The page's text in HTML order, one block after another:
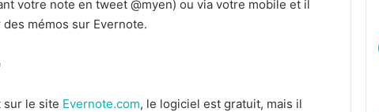
votre note en tweet @myen) ou via votre mobile et il
des mémos sur Evernote.
sur le site Evernote.com, le logiciel est gratuit, mais il